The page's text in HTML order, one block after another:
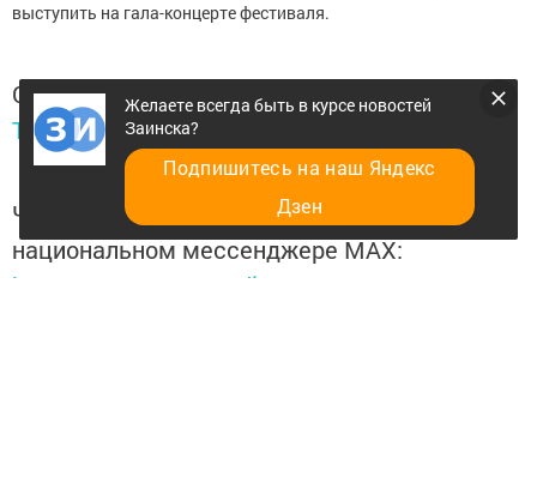
выступить на гала-концерте фестиваля.
Следите за самым важным и интересным в
Telegram-канале
Читайте новости Татарстана в
национальном мессенджере MАХ:
https://max.ru/tatmedia
Желаете всегда быть в курсе новостей
Заинска?
Подпишитесь на наш Яндекс
Дзен